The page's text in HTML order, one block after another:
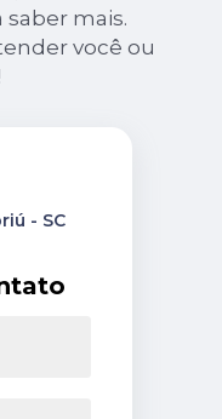
mais.
você ou
- SC